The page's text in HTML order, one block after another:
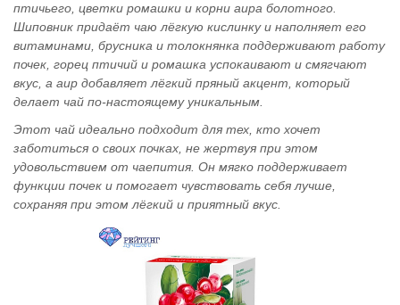
птичьего, цветки ромашки и корни аира болотного.
Шиповник придаёт чаю лёгкую кислинку и наполняет его
витаминами, брусника и толокнянка поддерживают работу
почек, горец птичий и ромашка успокаивают и смягчают
вкус, а аир добавляет лёгкий пряный акцент, который
делает чай по-настоящему уникальным.
Этот чай идеально подходит для тех, кто хочет
заботиться о своих почках, не жертвуя при этом
удовольствием от чаепития. Он мягко поддерживает
функции почек и помогает чувствовать себя лучше,
сохраняя при этом лёгкий и приятный вкус.